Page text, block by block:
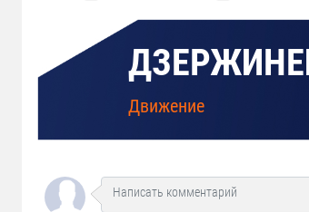
Движение